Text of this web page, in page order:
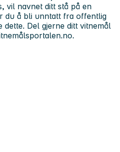
vil navnet ditt stå på en
du å bli unntatt fra offentlig
Del gjerne ditt vitnemål